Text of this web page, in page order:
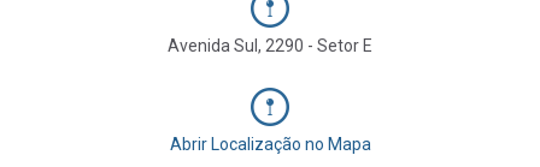
Avenida Sul, 2290 - Setor E
Abrir Localização no Mapa